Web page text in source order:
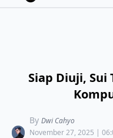
Siap Diuji, Sui
By Dwi Cahyo
November 27, 2025 |